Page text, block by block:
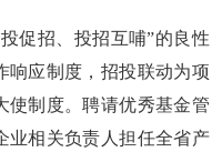
招、投招互哺”的良性
响应制度，招投联动为项
使制度。聘请优秀基金管
业相关负责人担任全省产